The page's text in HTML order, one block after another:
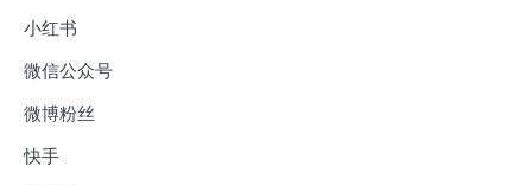
小红书
微信公众号
微博粉丝
快手